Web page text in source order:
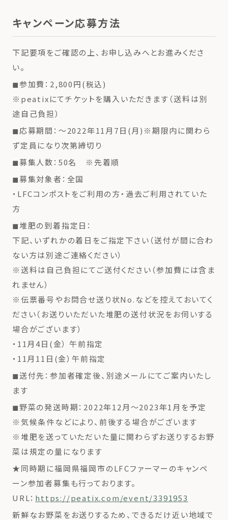
キャンペーン応募方法
下記要項をご確認の上、お申し込みへとお進みくださ
い。
◼︎参加費：2,800円(税込)
※peatixにてチケットを購入いただきます（送料は別
途自己負担）
◼︎応募期間：〜2022年11月7日(月)※期限内に関わら
ず定員になり次第締切り
◼︎募集人数：50名 ※先着順
◼︎募集対象者：全国
・LFCコンポストをご利用の方・過去ご利用されていた
方
◼︎堆肥の到着指定日：
下記、いずれかの着日をご指定下さい（送付が間に合わ
ない方は別途ご連絡ください）
※送料は自己負担にてご送付ください（参加費には含ま
れません）
※伝票番号やお問合せ送り状No.などを控えておいてく
ださい（お送りいただいた堆肥の送付状況をお伺いする
場合がございます）
・11月4日(金） 午前指定
・11月11日(金）午前指定
◼︎送付先：参加者確定後、別途メールにてご案内いたし
ます
◼︎野菜の発送時期：2022年12月〜2023年1月を予定
※気候条件などにより、前後する場合がございます
※堆肥を送っていただいた量に関わらずお送りするお野
菜は規定の量になります
★同時期に福岡県福岡市のLFCファーマーのキャンペ
ーン参加者募集も行っております。
URL： https://peatix.com/event/3391953
新鮮なお野菜をお送りするため、できるだけ近い地域で